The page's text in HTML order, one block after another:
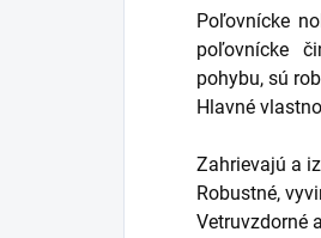
Poľovnícke
poľovnícke
pohybu, sú
Hlavné
Zahrievajú a
Robustné,
Vetruvzdorné